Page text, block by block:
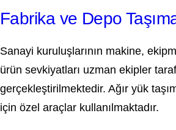
Fabrika ve Depo
Sanayi kuruluşlarının makine,
ürün sevkiyatları uzman ekipler
gerçekleştirilmektedir. Ağır yük
için özel araçlar kullanılmaktadır.